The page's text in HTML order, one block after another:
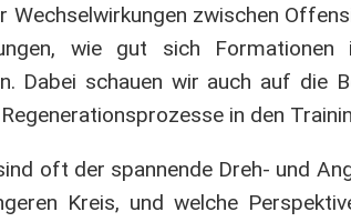
Wechselwirkungen zwischen
wie gut sich
Dabei schauen wir auch auf die
in den
oft der spannende Dreh- und
Kreis, und welche